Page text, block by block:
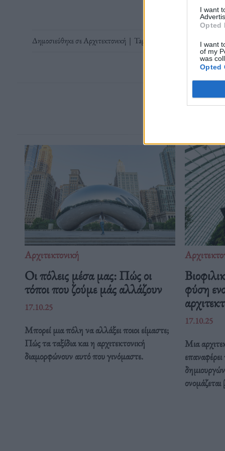
I want
Opted
I want
of my
was
Opted
Δημοσιεύθηκε σεΑρχιτεκτονική | Tagged ,
Αρχιτεκτονική
Οι πόλεις μέσα μας: Πώς οι
τόποι που ζούμε μάς αλλάζουν
17.10.25
Μπορεί μια πόλη να αλλάξει ποιοι είμαστε;
Πώς τα ταξίδια και η αρχιτεκτονική
διαμορφώνουν αυτό που γινόμαστε.
φύση
17.10.25
Μια